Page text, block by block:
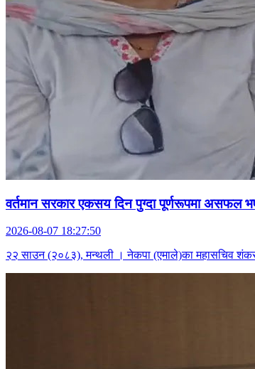
वर्तमान सरकार एकसय दिन पुग्दा पूर्णरूपमा असफल
2026-08-07 18:27:50
२२ साउन (२०८३), मन्थली । नेकपा (एमाले)का महासचिव